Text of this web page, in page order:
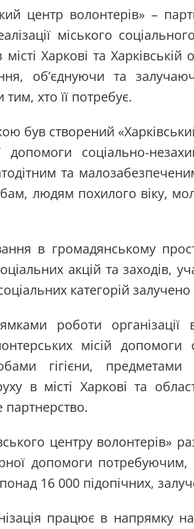
центр волонтерів» –
міського
Харкові та
об’єднуючи та
хто її потребує.
був створений
допомоги соціально-
та
людям похилого віку,
в громадянському
акцій та заходів,
категорій
роботи
місій
гігієни, предметами
в місті Харкові та
партнерство.
центру волонтерів»
допомоги
16 000 підопічних,
працює в напрямку